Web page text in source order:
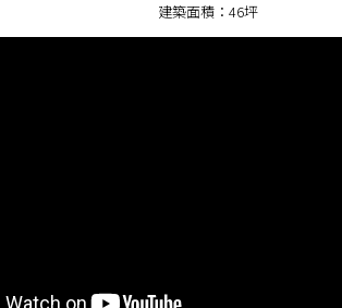
建築面積：46坪